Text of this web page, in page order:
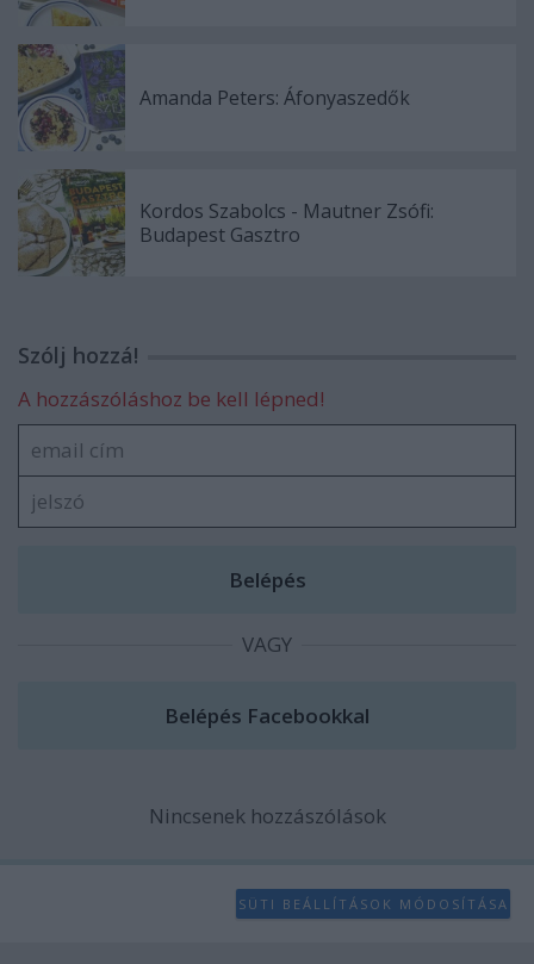
Amanda Peters: Áfonyaszedők
Kordos Szabolcs - Mautner Zsófi:
Budapest Gasztro
Szólj hozzá!
A hozzászóláshoz be kell lépned!
VAGY
Nincsenek hozzászólások
SÜTI BEÁLLÍTÁSOK MÓDOSÍTÁSA